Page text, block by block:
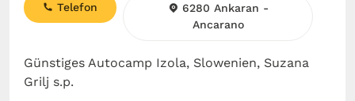
Günstiges Autocamp Izola, Slowenien, Suzana
Grilj s.p.
Telefon
6280 Ankaran -
Ancarano